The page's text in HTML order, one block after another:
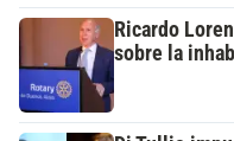
Ricardo
sobre la